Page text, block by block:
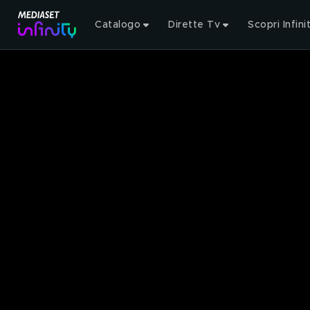
Catalogo Dirette Tv Scopri